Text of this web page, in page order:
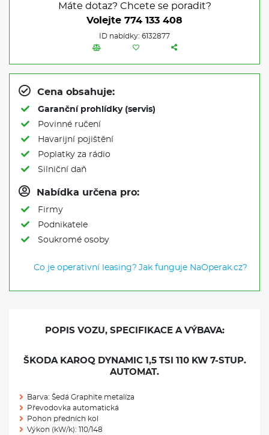
Máte dotaz? Chcete se poradit?
Volejte 774 133 408
ID nabídky: 6132877
Cena obsahuje:
Garanční prohlídky (servis)
Povinné ručení
Havarijní pojištění
Poplatky za rádio
Silniční daň
Nabídka určena pro:
Firmy
Podnikatele
Soukromé osoby
Co je operativní leasing? Jak funguje NaOperak.cz?
POPIS VOZU, SPECIFIKACE A VÝBAVA:
ŠKODA KAROQ DYNAMIC 1,5 TSI 110 KW 7-STUP.
AUTOMAT.
Barva: Šedá Graphite metalíza
Převodovka automatická
Pohon předních kol
Výkon (kW/k): 110/148